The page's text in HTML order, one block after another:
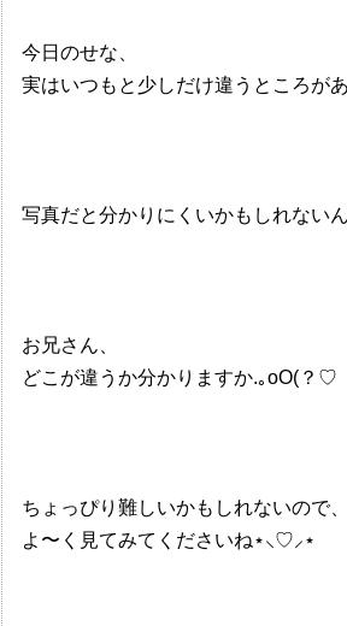
今日のせな、
実はいつもと少しだけ違うところが
写真だと分かりにくいかもしれない
お兄さん、
どこが違うか分かりますか.｡oO(？♡
ちょっぴり難しいかもしれないので、
よ〜く見てみてくださいね⋆⸜♡⸝‍⋆